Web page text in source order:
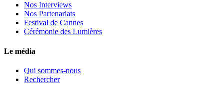
Nos Interviews
Nos Partenariats
Festival de Cannes
Cérémonie des Lumières
Le média
Qui sommes-nous
Rechercher